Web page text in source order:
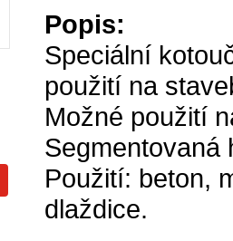
Popis:
Speciální
použití na
Možné použití
Segmentovaná
Použití: beton,
dlaždice.